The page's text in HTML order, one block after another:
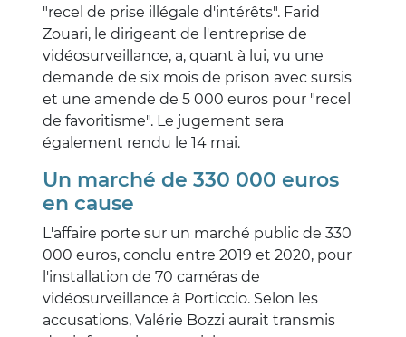
"recel de prise illégale d'intérêts". Farid
Zouari, le dirigeant de l'entreprise de
vidéosurveillance, a, quant à lui, vu une
demande de six mois de prison avec sursis
et une amende de 5 000 euros pour "recel
de favoritisme". Le jugement sera
également rendu le 14 mai.
Un marché de 330 000 euros
en cause
L'affaire porte sur un marché public de 330
000 euros, conclu entre 2019 et 2020, pour
l'installation de 70 caméras de
vidéosurveillance à Porticcio. Selon les
accusations, Valérie Bozzi aurait transmis